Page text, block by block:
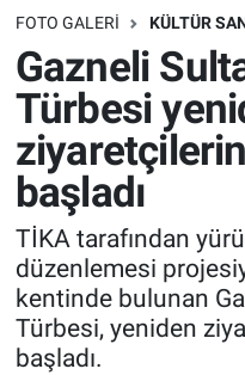
FOTO GALERI KÜLTÜR
Gazneli
Türbesi
başladı
TİKA tarafından
düzenlemesi
kentinde bulunan
Türbesi, yeniden
başladı.